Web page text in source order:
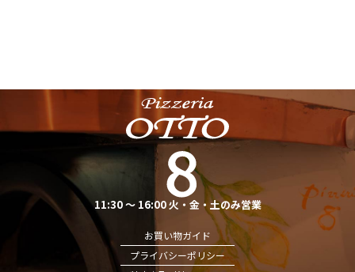
11:30 ～ 16:00 火・金・土のみ営業
お買い物ガイド
プライバシーポリシー